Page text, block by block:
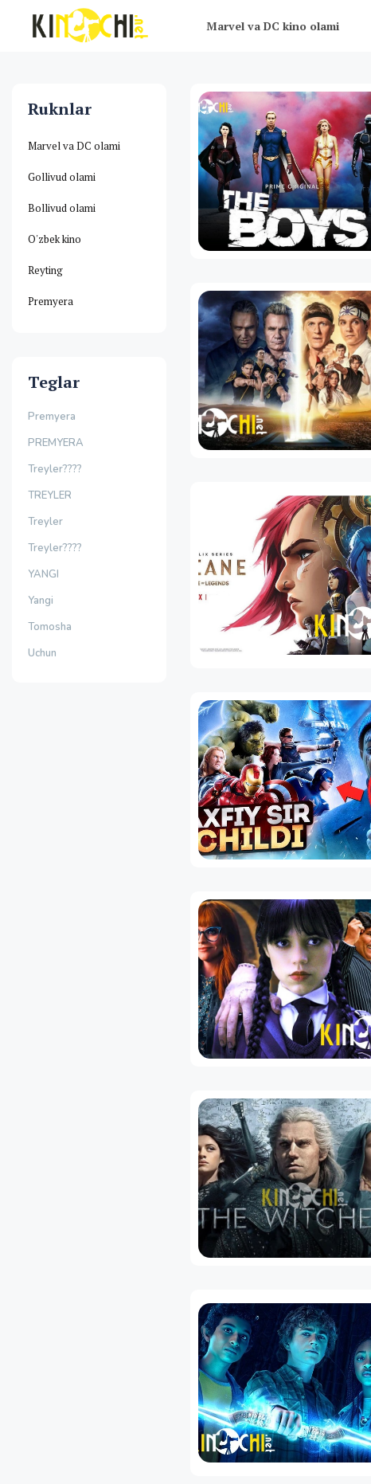
Marvel va DC kino olami
Ruknlar
Marvel va DC olami
Gollivud olami
Bollivud olami
O'zbek kino
Reyting
Premyera
Teglar
Premyera
PREMYERA
Treyler????
TREYLER
Treyler
Treyler????
YANGI
Yangi
Tomosha
Uchun